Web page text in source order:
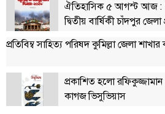
ঐতিহাসিক ৫ আগস্ট আজ :
দ্বিতীয় বার্ষিকী চাঁদপুর
সভা, দোয়া ও দিনব্যাপী
প্রতিবিম্ব সাহিত্য পরিষদ কুমিল্লা জেলা
প্রকাশিত হলো রফিকুজ্জামান
কাগজ ভিসুভিয়াস